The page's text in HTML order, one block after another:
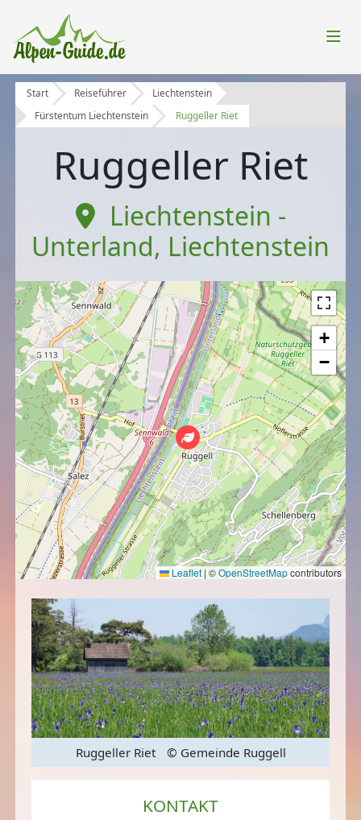
Start Reiseführer
Liechtenstein
Fürstentum Liechtenstein
Ruggeller Riet
Ruggeller Riet
Liechtenstein -
Unterland, Liechtenstein
+
−
Leaflet | ©OpenStreetMapcontributors
Ruggeller Riet © Gemeinde Ruggell
KONTAKT